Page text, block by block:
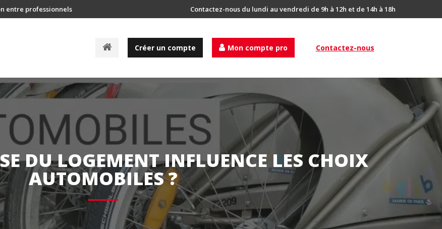
entre professionnels Contactez-nous du lundi au vendredi de 9h à 12h et de 14h à 18h
A
u
e
l
Créer un compte Mon compte pro Contactez-nous
DU LOGEMENT INFLUENCE LES CHOIX
AUTOMOBILES ?